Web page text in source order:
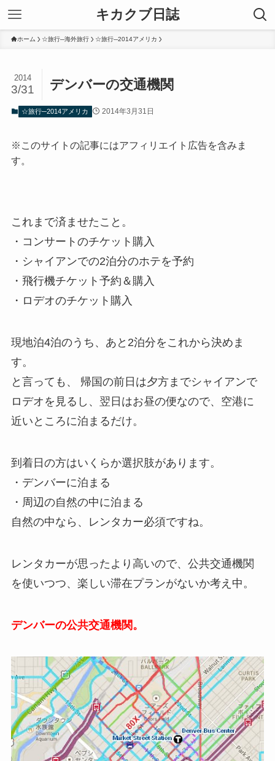
キカクブ日誌
ホーム ☆旅行─海外旅行 ☆旅行─2014アメリカ
デンバーの交通機関
2014
3/31
☆旅行─2014アメリカ 2014年3月31日
※このサイトの記事にはアフィリエイト広告を含みま
す。
これまで済ませたこと。
・コンサートのチケット購入
・シャイアンでの2泊分のホテを予約
・飛行機チケット予約＆購入
・ロデオのチケット購入
現地泊4泊のうち、あと2泊分をこれから決めま
す。
と言っても、 帰国の前日は夕方までシャイアンで
ロデオを見るし、翌日はお昼の便なので、空港に
近いところに泊まるだけ。
到着日の方はいくらか選択肢があります。
・デンバーに泊まる
・周辺の自然の中に泊まる
自然の中なら、レンタカー必須ですね。
レンタカーが思ったより高いので、公共交通機関
を使いつつ、楽しい滞在プランがないか考え中。
デンバーの公共交通機関。